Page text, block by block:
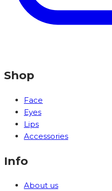
Shop
Face
Eyes
Lips
Accessories
Info
About us